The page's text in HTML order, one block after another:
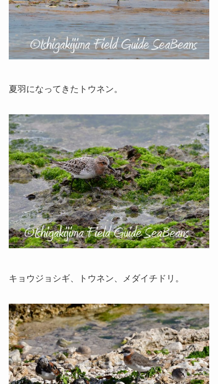
夏羽になってきたトウネン。
キョウジョシギ、トウネン、メダイチドリ。